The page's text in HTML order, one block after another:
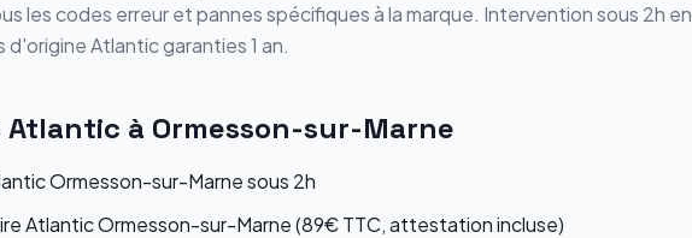
les codes erreur et pannes spécifiques à la marque. Intervention sous 2h en
d'origineAtlanticgaranties 1 an.
Atlantic à Ormesson-sur-Marne
Ormesson-sur-Marne sous 2h
Atlantic Ormesson-sur-Marne (89€ TTC, attestation incluse)